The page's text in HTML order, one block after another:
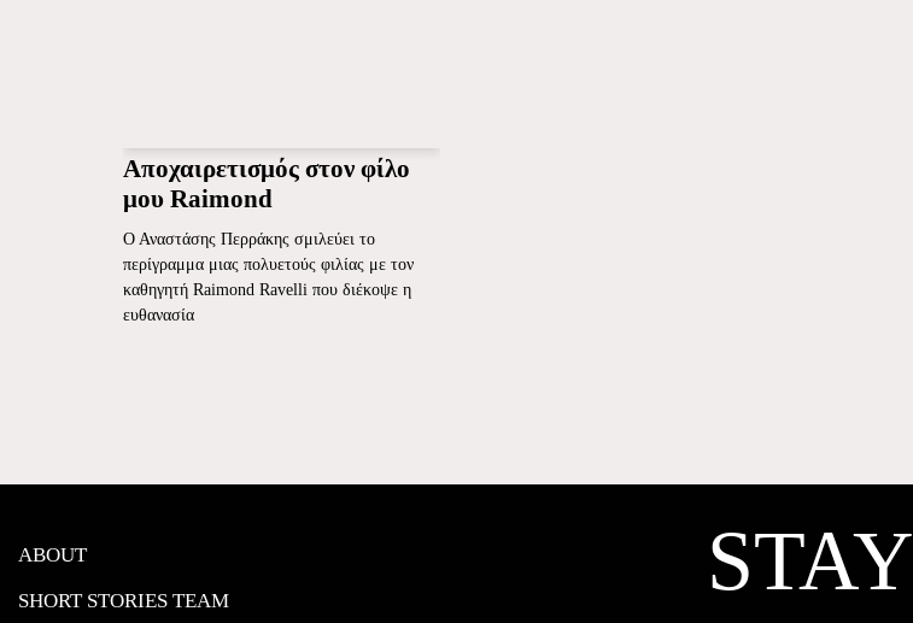
Αποχαιρετισμός στον φίλο
μου Raimond
Ο Αναστάσης Περράκης σμιλεύει το
περίγραμμα μιας πολυετούς φιλίας με τον
καθηγητή Raimond Ravelli που διέκοψε η
ευθανασία
ABOUT
SHORT STORIES TEAM
STAY